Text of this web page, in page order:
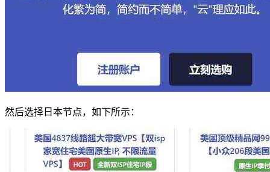
然后选择日本节点，如下所示：